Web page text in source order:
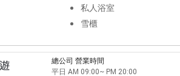
私人浴室
雪櫃